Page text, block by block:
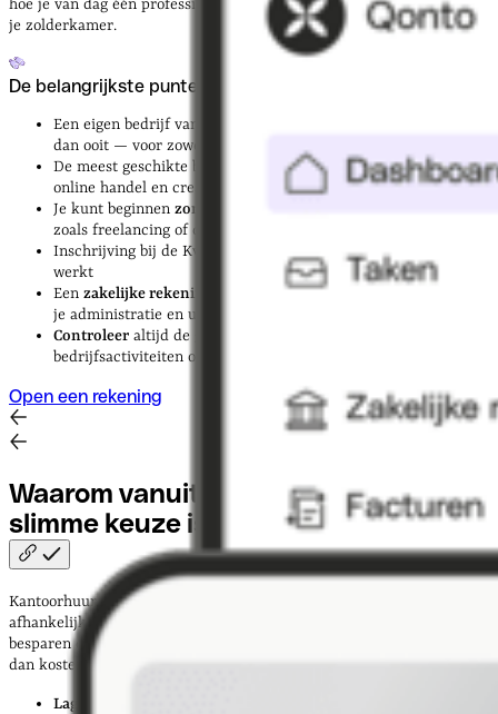
hoe je van dag één professioneel overkomt — ook als je werkt vanuit
je zolderkamer.
De belangrijkste punten
Een eigen bedrijf vanuit huis starten is in 2026 toegankelijker
dan ooit — voor zowel
De meest geschikte bedrijfsvormen zijn
dienstverlening,
online handel en creatieve activiteiten
Je kunt beginnen zonder geld
zoals freelancing of digitale producten
Inschrijving bij de KvK is
— ook als je vanuit huis
werkt
Een zakelijke rekening openen
is de slimste eerste stap voor
je administratie en uitstraling
Controleer altijd de
bedrijfsactiviteiten op een woonadres
Open een rekening
Waarom vanuit huis starten een
slimme keuze is
Kantoorhuur kost in Nederland al snel
afhankelijk van de locatie. Dat is tot
besparen door vanuit huis te werken. Maar de voordelen gaan verder
dan kostenbesparing:
Lagere drempel: